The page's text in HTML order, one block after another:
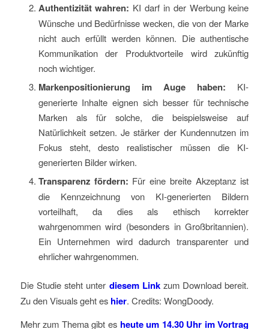
Authentizität wahren: KI darf in der Werbung keine
Wünsche und Bedürfnisse wecken, die von der Marke
nicht auch erfüllt werden können. Die authentische
Kommunikation der Produktvorteile wird zukünftig
noch wichtiger.
Markenpositionierung im Auge haben: KI-
generierte Inhalte eignen sich besser für technische
Marken als für solche, die beispielsweise auf
Natürlichkeit setzen. Je stärker der Kundennutzen im
Fokus steht, desto realistischer müssen die KI-
generierten Bilder wirken.
Transparenz fördern: Für eine breite Akzeptanz ist
die Kennzeichnung von KI-generierten Bildern
vorteilhaft, da dies als ethisch korrekter
wahrgenommen wird (besonders in Großbritannien).
Ein Unternehmen wird dadurch transparenter und
ehrlicher wahrgenommen.
Die Studie steht unter diesem Linkzum Download bereit.
Zu den Visuals geht es hier. Credits: WongDoody.
Mehr zum Thema gibt es heute um 14.30 Uhr im Vortrag